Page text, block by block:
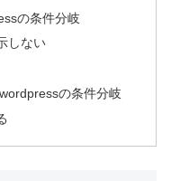
の条件分岐
しない
の条件分岐